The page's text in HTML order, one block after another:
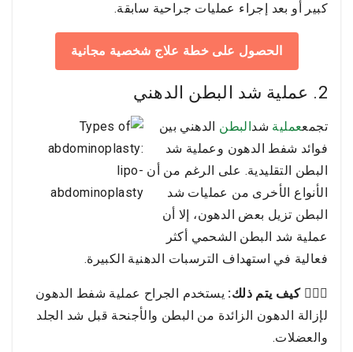
كبير أو بعد إجراء عمليات جراحية سابقة.
الحصول على خطة علاج شخصية مجانية
2. عملية شد البطن الدهني
تجمععملية شد البطن الدهني بين
فوائد شفط الدهون وعملية شد
البطن التقليدية. على الرغم من أن
الأنواع الأخرى من عمليات شد
البطن تزيل بعض الدهون، إلا أن
عملية شد البطن الشحمي أكثر
فعالية في استهداف الترسبات الدهنية الكبيرة.
👩🏻‍⚕️ كيف يتم ذلك: يستخدم الجراح عملية شفط الدهون
لإزالة الدهون الزائدة من البطن والأجنحة قبل شد الجلد
والعضلات.